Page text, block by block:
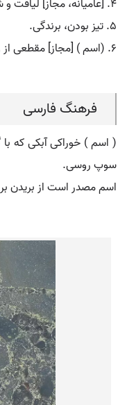
۴. [عامیانه، مجاز] لیاقت و شایستگی در انجام کار.
۵. تیز بودن، برندگی.
۶. (اسم ) [مجاز] مقطعی از زمان.
فرهنگ فارسی
( اسم ) خوراکی آبکی که
سوپ روسی.
اسم مصدر است از بریدن